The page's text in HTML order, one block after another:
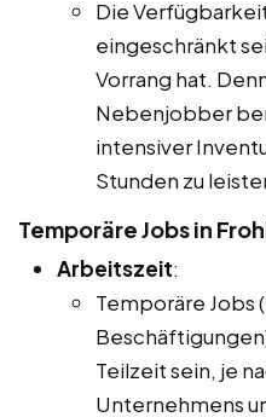
Die
eingeschränkt
Vorrang hat.
Nebenjobber
intensiver
Stunden zu
Temporäre Jobs in
Arbeitszeit:
Temporäre
Teilzeit sein, je
Unternehmens